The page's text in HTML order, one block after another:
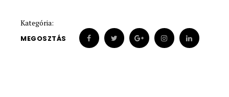
Kategória:
MEGOSZTÁS